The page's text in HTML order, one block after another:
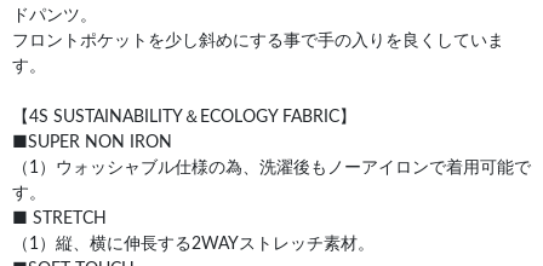
ドパンツ。
フロントポケットを少し斜めにする事で手の入りを良くしていま
す。
【4S SUSTAINABILITY＆ECOLOGY FABRIC】
■SUPER NON IRON
（1）ウォッシャブル仕様の為、洗濯後もノーアイロンで着用可能で
す。
■ STRETCH
（1）縦、横に伸長する2WAYストレッチ素材。